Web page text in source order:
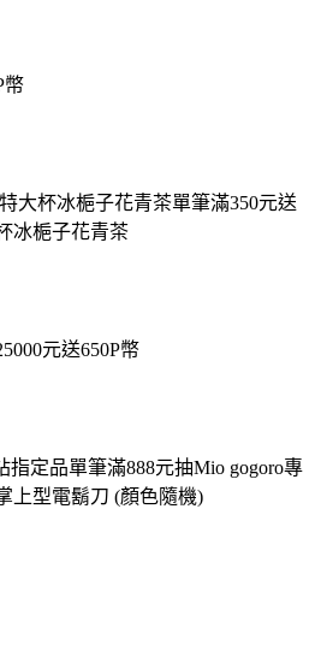
幣
大杯冰梔子花青茶單筆滿350元送
冰梔子花青茶
元送650P幣
指定品單筆滿888元抽Mio gogoro專
上型電鬍刀 (顏色隨機)